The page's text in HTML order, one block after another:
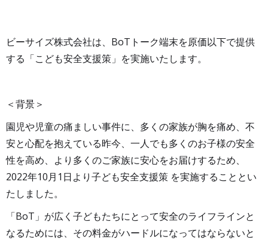
ビーサイズ株式会社は、BoTトーク端末を原価以下で提供
する「こども安全支援策」を実施いたします。
＜背景＞
園児や児童の痛ましい事件に、多くの家族が胸を痛め、不
安と心配を抱えている昨今、一人でも多くのお子様の安全
性を高め、より多くのご家族に安心をお届けするため、
2022年10月1日より子ども安全支援策 を実施することとい
たしました。
「BoT」が広く子どもたちにとって安全のライフラインと
なるためには、その料金がハードルになってはならないと